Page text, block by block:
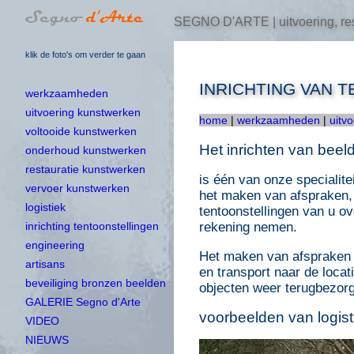
klik de foto's om verder te gaan
SEGNO D'ARTE | uitvoering,
werkzaamheden
uitvoering kunstwerken
voltooide kunstwerken
onderhoud kunstwerken
restauratie kunstwerken
vervoer kunstwerken
logistiek
inrichting tentoonstellingen
engineering
artisans
beveiliging bronzen beelden
GALERIE Segno d'Arte
VIDEO
NIEUWS
INRICHTING VAN
home | werkzaamheden |
Het inrichten van
is één van onze
het maken van
tentoonstellingen van u
rekening nemen.
Het maken van
en transport naar de
objecten weer
voorbeelden van